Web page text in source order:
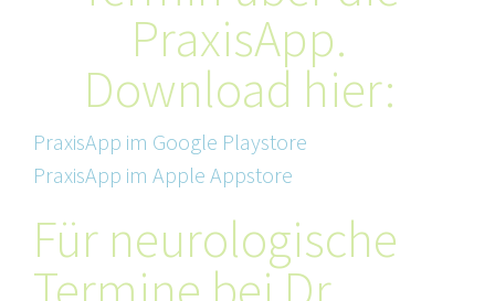
PraxisApp.
Download hier:
PraxisApp im Google Playstore
PraxisApp im Apple Appstore
Für neurologische